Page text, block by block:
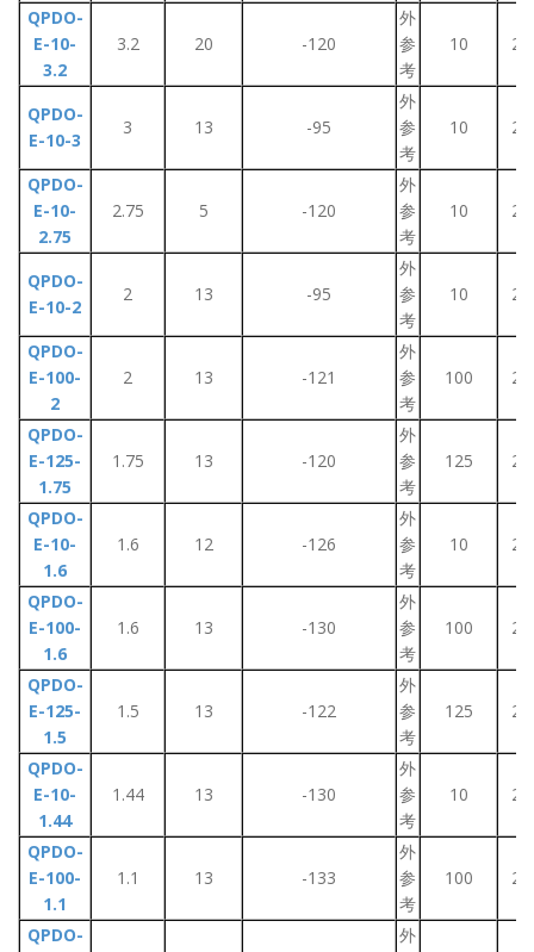
QPDO-
E-10-
3.2
3.2 20 -120
外
参
考
10
QPDO-
E-10-3
3 13 -95
外
参
考
10
QPDO-
E-10-
2.75
2.75 5 -120
外
参
考
10
QPDO-
E-10-2
2 13 -95
外
参
考
10
QPDO-
E-100-
2
2 13 -121
外
参
考
100
QPDO-
E-125-
1.75
1.75 13 -120
外
参
考
125
QPDO-
E-10-
1.6
1.6 12 -126
外
参
考
10
QPDO-
E-100-
1.6
1.6 13 -130
外
参
考
100
QPDO-
E-125-
1.5
1.5 13 -122
外
参
考
125
QPDO-
E-10-
1.44
1.44 13 -130
外
参
考
10
QPDO-
E-100-
1.1
1.1 13 -133
外
参
考
100
QPDO-
外